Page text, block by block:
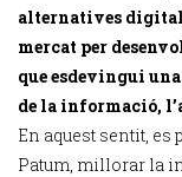
alternatives
mercat per
que esdevingui
de la informació,
En aquest sentit,
Patum, millorar la